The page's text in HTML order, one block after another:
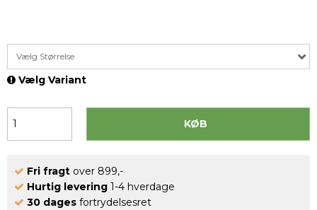
Vælg Størrelse
Vælg Variant
KØB
Fri fragt over 899,-
Hurtig levering 1-4 hverdage
30 dages fortrydelsesret